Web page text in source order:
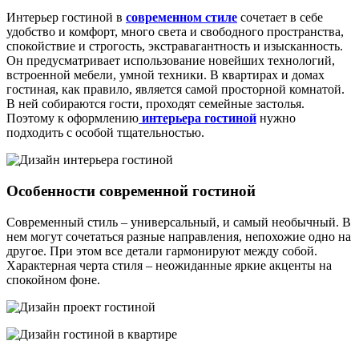
Интерьер гостиной в современном стиле сочетает в себе
удобство и комфорт, много света и свободного пространства,
спокойствие и строгость, экстравагантность и изысканность.
Он предусматривает использование новейших технологий,
встроенной мебели, умной техники. В квартирах и домах
гостиная, как правило, является самой просторной комнатой.
В ней собираются гости, проходят семейные застолья.
Поэтому к оформлению интерьера гостиной нужно
подходить с особой тщательностью.
Особенности современной гостиной
Современный стиль – универсальный, и самый необычный. В
нем могут сочетаться разные направления, непохожие одно на
другое. При этом все детали гармонируют между собой.
Характерная черта стиля – неожиданные яркие акценты на
спокойном фоне.